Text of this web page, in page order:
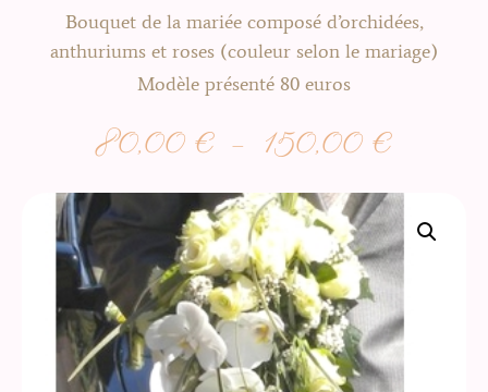
Bouquet de la mariée composé d’orchidées,
anthuriums et roses (couleur selon le mariage)
Modèle présenté 80 euros
80,00 € – 150,00 €